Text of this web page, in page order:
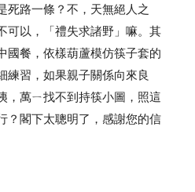
死路一條？不，天無絕人之
可以，「禮失求諸野」嘛。其
國餐，依樣葫蘆模仿筷子套的
練習，如果親子關係向來良
，萬ㄧ找不到持筷小圖，照這
？閣下太聰明了，感謝您的信